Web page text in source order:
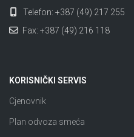
Telefon: +387 (49) 217 255
Fax: +387 (49) 216 118
KORISNIČKI SERVIS
Cjenovnik
Plan odvoza smeća